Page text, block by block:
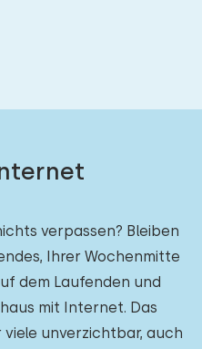
verpassen? Bleiben
Ihrer Wochenmitte
dem Laufenden und
mit Internet. Das
unverzichtbar, auch